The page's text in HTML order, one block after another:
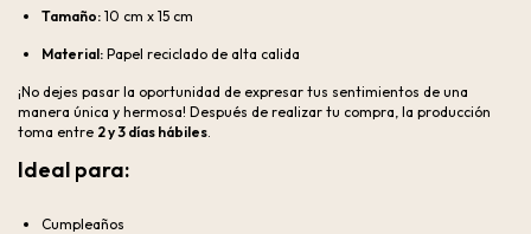
Tamaño: 10 cm x 15 cm
Material: Papel reciclado de alta calida
¡No dejes pasar la oportunidad de expresar tus sentimientos de una
manera única y hermosa! Después de realizar tu compra, la producción
toma entre 2 y 3 días hábiles
Ideal para:
Cumpleaños